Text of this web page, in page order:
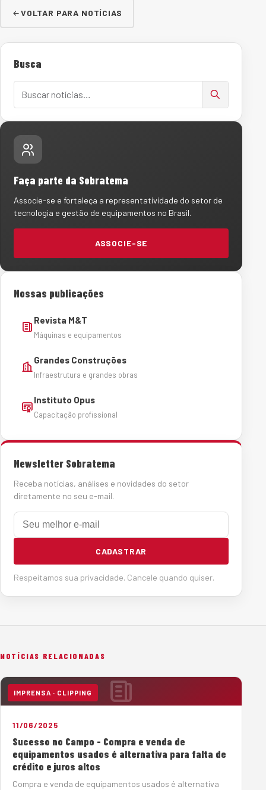
VOLTAR PARA NOTÍCIAS
Busca
Faça parte da Sobratema
Associe-se e fortaleça a representatividade do setor de
tecnologia e gestão de equipamentos no Brasil.
ASSOCIE-SE
Nossas publicações
Revista M&T
Máquinas e equipamentos
Grandes Construções
Infraestrutura e grandes obras
Instituto Opus
Capacitação profissional
Newsletter Sobratema
Receba notícias, análises e novidades do setor
diretamente no seu e-mail.
E-mail
CADASTRAR
Respeitamos sua privacidade. Cancele quando quiser.
NOTÍCIAS RELACIONADAS
IMPRENSA · CLIPPING
11/06/2025
Sucesso no Campo - Compra e venda de
equipamentos usados é alternativa para falta de
crédito e juros altos
Compra e venda de equipamentos usados é alternativa